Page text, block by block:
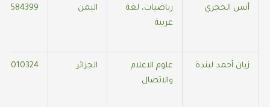
أنس الحجري
رياضيات، لغة
عربية
اليمن
زيان أحمد ليندة
علوم الاعلام
والاتصال
الجزائر